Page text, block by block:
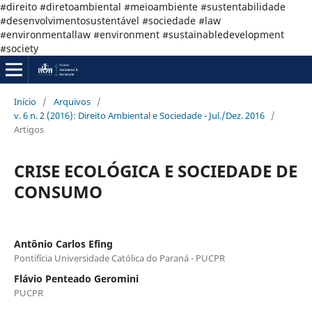
#direito #diretoambiental #meioambiente #sustentabilidade
#desenvolvimentosustentável #sociedade #law
#environmentallaw #environment #sustainabledevelopment
#society
Início / Arquivos /
v. 6 n. 2 (2016): Direito Ambiental e Sociedade - Jul./Dez. 2016 /
Artigos
CRISE ECOLÓGICA E SOCIEDADE DE
CONSUMO
Antônio Carlos Efing
Pontifícia Universidade Católica do Paraná - PUCPR
Flávio Penteado Geromini
PUCPR